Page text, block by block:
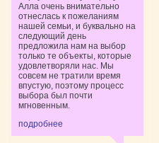
Алла очень внимательно
отнеслась к пожеланиям
нашей семьи, и буквально на
следующий день
предложила нам на выбор
только те объекты, которые
удовлетворяли нас. Мы
совсем не тратили время
впустую, поэтому процесс
выбора был почти
мгновенным.
подробнее